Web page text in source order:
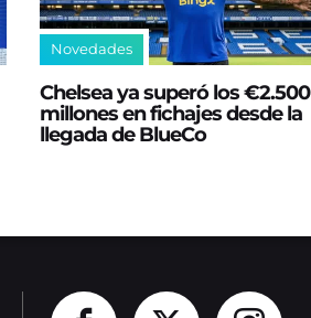
Novedades
Chelsea ya superó los €2.500
millones en fichajes desde la
llegada de BlueCo